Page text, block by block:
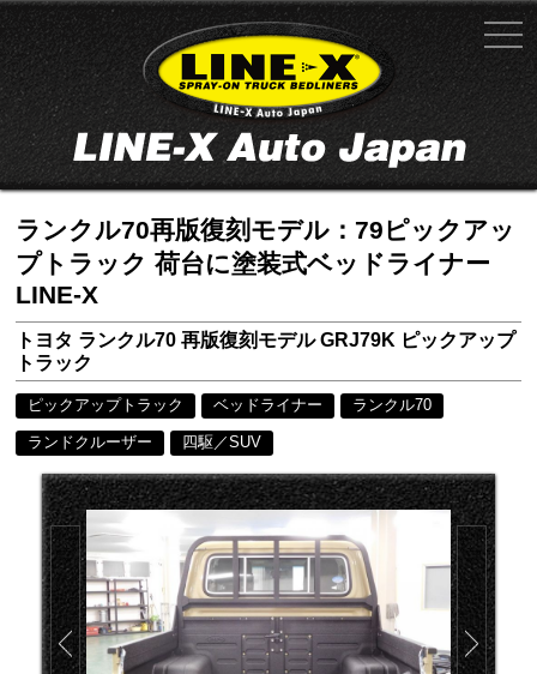
ランクル70再版復刻モデル：79ピックアッ
プトラック 荷台に塗装式ベッドライナー
LINE-X
トヨタ ランクル70 再版復刻モデル GRJ79K ピックアップ
トラック
ピックアップトラック ベッドライナー ランクル70
ランドクルーザー 四駆／SUV